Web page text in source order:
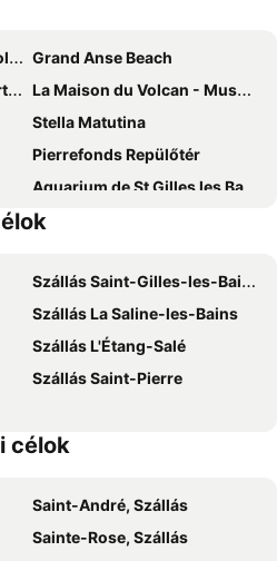
Grand Anse Beach
La Maison du Volcan - Museum de La Fournaise
Stella Matutina
Pierrefonds Repülőtér
Aquarium de St Gilles les Bains
La Vanilleraie
Cap méchant
Szállás Saint-Gilles-les-Bains
Szállás La Saline-les-Bains
Szállás L'Étang-Salé
Szállás Saint-Pierre
célok
Saint-André, Szállás
Sainte-Rose, Szállás